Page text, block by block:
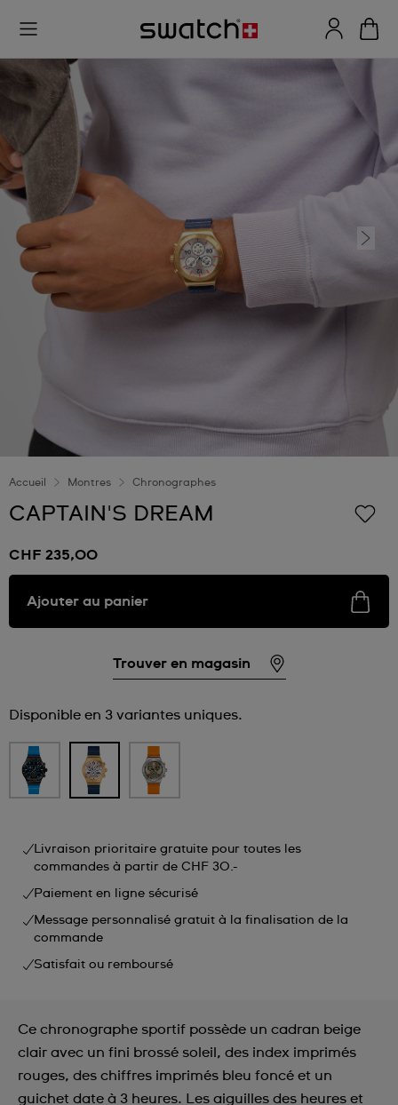
Accueil Montres Chronographes
CAPTAIN'S DREAM
CHF 235,00
Ajouter au panier
Trouver en magasin
Disponible en 3 variantes uniques.
Livraison prioritaire gratuite pour toutes les
commandes à partir de CHF 30.-
Paiement en ligne sécurisé
Message personnalisé gratuit à la finalisation de la
commande
Satisfait ou remboursé
Ce chronographe sportif possède un cadran beige
clair avec un fini brossé soleil, des index imprimés
rouges, des chiffres imprimés bleu foncé et un
guichet date à 3 heures. Les aiguilles des heures et